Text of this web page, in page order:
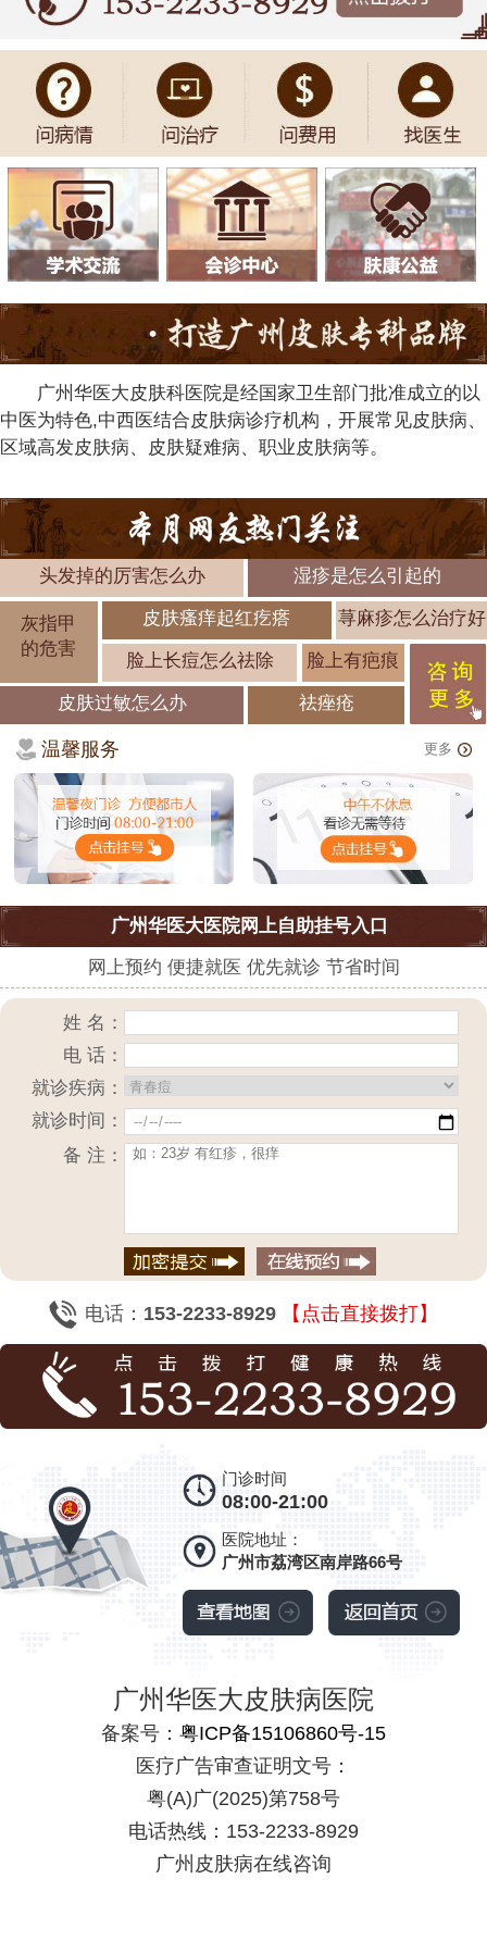
广州华医大皮肤科医院是经国家卫生部门批准成立的以
中医为特色,中西医结合皮肤病诊疗机构，开展常见皮肤病、
区域高发皮肤病、皮肤疑难病、职业皮肤病等。
头发掉的厉害怎么办 湿疹是怎么引起的
灰指甲
的危害
皮肤瘙痒起红疙瘩 荨麻疹怎么治疗好
脸上长痘怎么祛除 脸上有疤痕
皮肤过敏怎么办 祛痤疮
温馨服务 更多
广州华医大医院网上自助挂号入口
网上预约 便捷就医 优先就诊 节省时间
姓 名：
电 话：
就诊疾病：
就诊时间：
备 注：
电话： 153-2233-8929 【点击直接拨打】
门诊时间
08:00-21:00
医院地址：
广州市荔湾区南岸路66号
广州华医大皮肤病医院
备案号： 粤ICP备15106860号-15
医疗广告审查证明文号：
粤(A)广(2025)第758号
电话热线：153-2233-8929
广州皮肤病在线咨询